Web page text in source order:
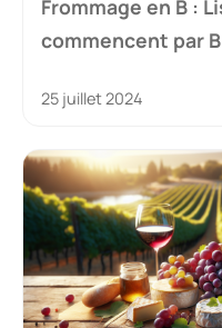
Frommage en B :
commencent par B
25 juillet 2024